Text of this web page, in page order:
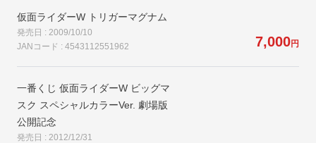
仮面ライダーW トリガーマグナム
発売日 : 2009/10/10
JANコード : 4543112551962
7,000円
一番くじ 仮面ライダーW ビッグマ
スク スペシャルカラーVer. 劇場版
公開記念
発売日 : 2012/12/31